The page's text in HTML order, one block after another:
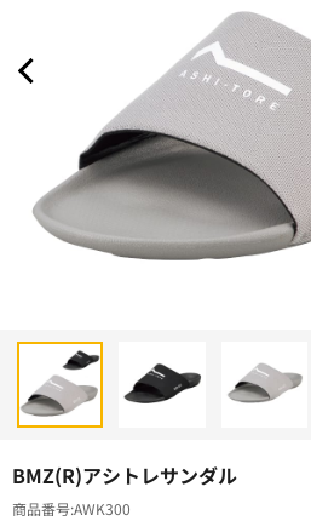
BMZ(R)アシトレサンダル
商品番号AWK300